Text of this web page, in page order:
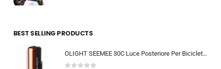
BEST SELLING PRODUCTS
OLIGHT SEEMEE 30C Luce Posteriore Per Bicicletta LED 30 LUMEN Torcia Bici Rossa 5 Modalità Impermeabile IPX6 TYPE-C Fanale Po